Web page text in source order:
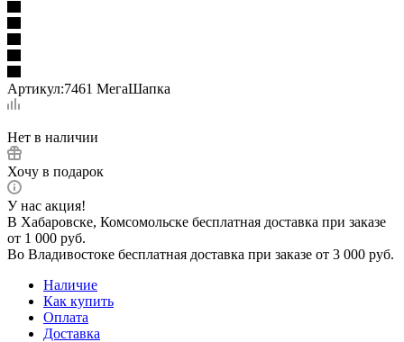
Артикул:7461 МегаШапка
Нет в наличии
Хочу в подарок
У нас акция!
В Хабаровске, Комсомольске бесплатная доставка при заказе
от 1 000 руб.
Во Владивостоке бесплатная доставка при заказе от 3 000 руб.
Наличие
Как купить
Оплата
Доставка